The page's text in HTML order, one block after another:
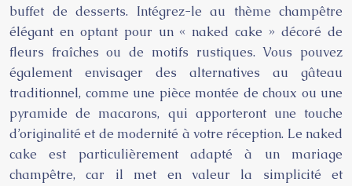
buffet de desserts. Intégrez-le au thème champêtre
élégant en optant pour un « naked cake » décoré de
fleurs fraîches ou de motifs rustiques. Vous pouvez
également envisager des alternatives au gâteau
traditionnel, comme une pièce montée de choux ou une
pyramide de macarons, qui apporteront une touche
d’originalité et de modernité à votre réception. Le naked
cake est particulièrement adapté à un mariage
champêtre, car il met en valeur la simplicité et